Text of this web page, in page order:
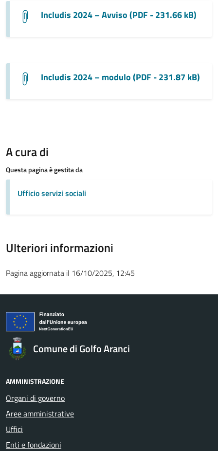
Includis 2024 – Avviso (PDF - 231.66 kB)
Includis 2024 – modulo (PDF - 231.87 kB)
A cura di
Questa pagina è gestita da
Ufficio servizi sociali
Ulteriori informazioni
Pagina aggiornata il 16/10/2025, 12:45
Comune di Golfo Aranci
AMMINISTRAZIONE
Organi di governo
Aree amministrative
Uffici
Enti e fondazioni